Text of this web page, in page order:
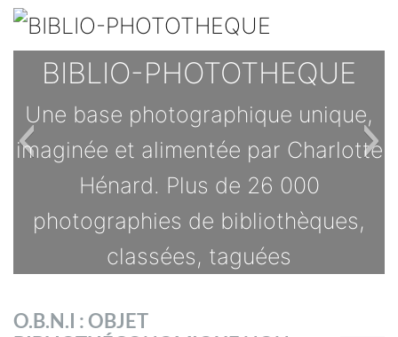
BIBLIO-PHOTOTHEQUE
Une base photographique unique,
imaginée et alimentée par Charlotte
Hénard. Plus de 26 000
photographies de bibliothèques,
classées, taguées
TOUTES LES OFFRES
O.B.N.I : OBJET